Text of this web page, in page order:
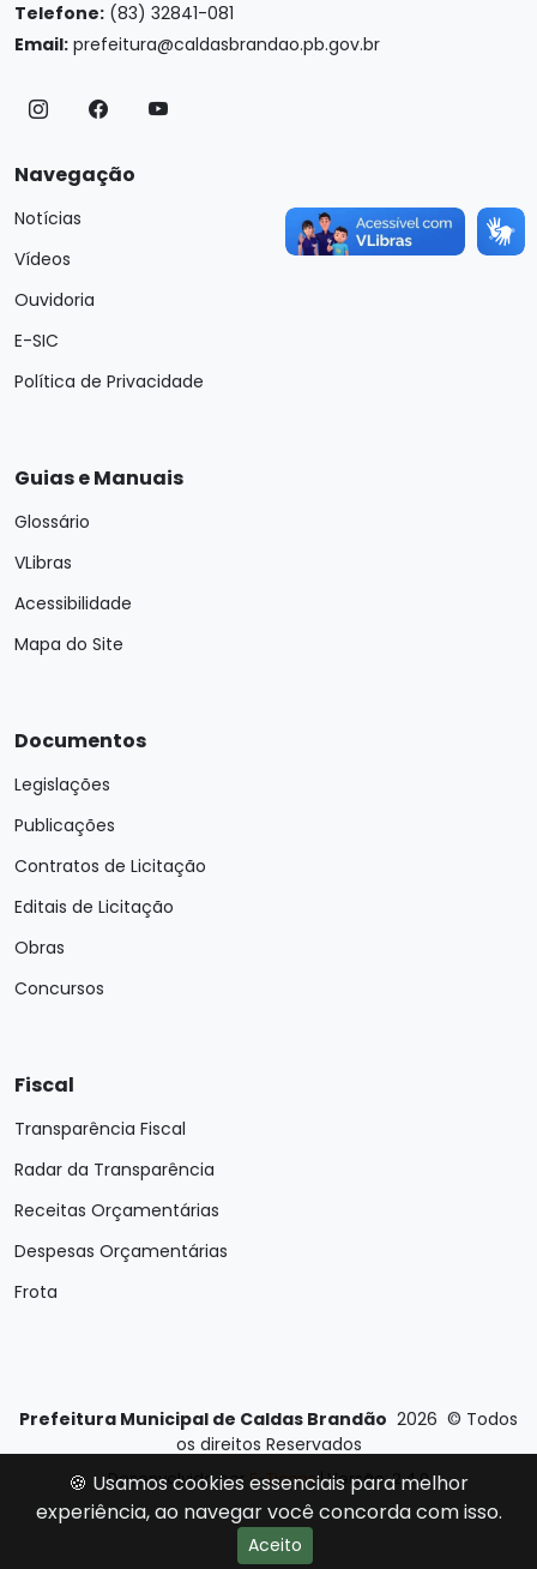
Telefone: (83) 32841-081
Email: prefeitura@caldasbrandao.pb.gov.br
Navegação
Notícias
Vídeos
Ouvidoria
E-SIC
Política de Privacidade
Guias e Manuais
Glossário
VLibras
Acessibilidade
Mapa do Site
Documentos
Legislações
Publicações
Contratos de Licitação
Editais de Licitação
Obras
Concursos
Fiscal
Transparência Fiscal
Radar da Transparência
Receitas Orçamentárias
Despesas Orçamentárias
Frota
Prefeitura Municipal de Caldas Brandão 2026 © Todos
os direitos Reservados
Desenvolvido por E-Ticons| Versão: 2.4.0
🍪 Usamos cookies essenciais para melhor
experiência, ao navegar você concorda com isso.
Aceito